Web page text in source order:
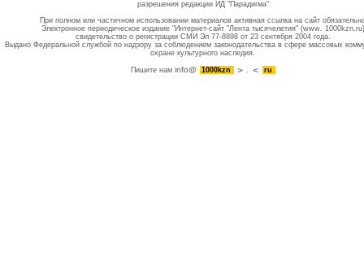
разрешения редакции ИД "Парадигма"
При полном или частичном использовании материалов активная ссылка на сайт
Электронное периодическое издание "Интернет-сайт "Лента тысячелетия" (www. 1000kzn.ru)
свидетельство о регистрации СМИ Эл 77-8898 от 23 сентября 2004 года.
Выдано Федеральной службой по надзору за соблюдением законодательства в сфере массовых
охране культурного наследия.
Пишите намinfo@ 1000kzn . ru